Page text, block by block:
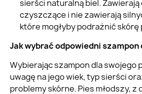
sierści naturalną biel.
czyszczące i nie zawierają
które mogłyby podrażnić skórę
Jak wybrać odpowiedni szampon
Wybierając szampon dla swojego
uwagę na jego wiek, typ sierści
problemy skórne. Pies młodszy, z